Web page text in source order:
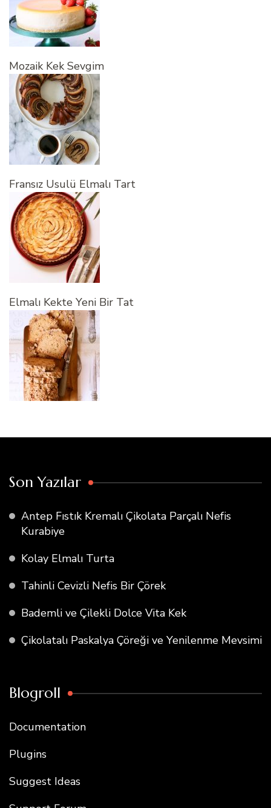
Mozaik Kek Sevgim
Fransız Usulü Elmalı Tart
Elmalı Kekte Yeni Bir Tat
Son Yazılar
Antep Fıstık Kremalı Çikolata Parçalı Nefis
Kurabiye
Kolay Elmalı Turta
Tahinli Cevizli Nefis Bir Çörek
Bademli ve Çilekli Dolce Vita Kek
Çikolatalı Paskalya Çöreği ve Yenilenme Mevsimi
Blogroll
Documentation
Plugins
Suggest Ideas